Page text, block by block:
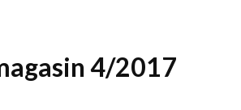
4/2017